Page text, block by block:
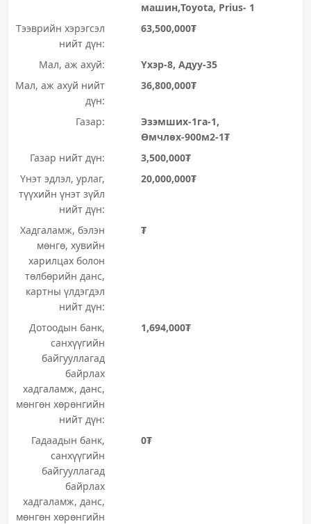
машин,Toyota, Prius- 1
Тээврийн хэрэгсэл
нийт дүн:
63,500,000₮
Мал, аж ахуй:
Үхэр-8, Адуу-35
Мал, аж ахуй нийт
дүн:
36,800,000₮
Газар:
Эзэмших-1га-1,
Өмчлөх-900м2-1₮
Газар нийт дүн:
3,500,000₮
Үнэт эдлэл, урлаг,
түүхийн үнэт зүйл
нийт дүн:
20,000,000₮
Хадгаламж, бэлэн
мөнгө, хувийн
харилцах болон
төлбөрийн данс,
картны үлдэгдэл
нийт дүн:
₮
Дотоодын банк,
санхүүгийн
байгууллагад
байрлах
хадгаламж, данс,
мөнгөн хөрөнгийн
нийт дүн:
1,694,000₮
Гадаадын банк,
санхүүгийн
байгууллагад
байрлах
хадгаламж, данс,
мөнгөн хөрөнгийн
0₮